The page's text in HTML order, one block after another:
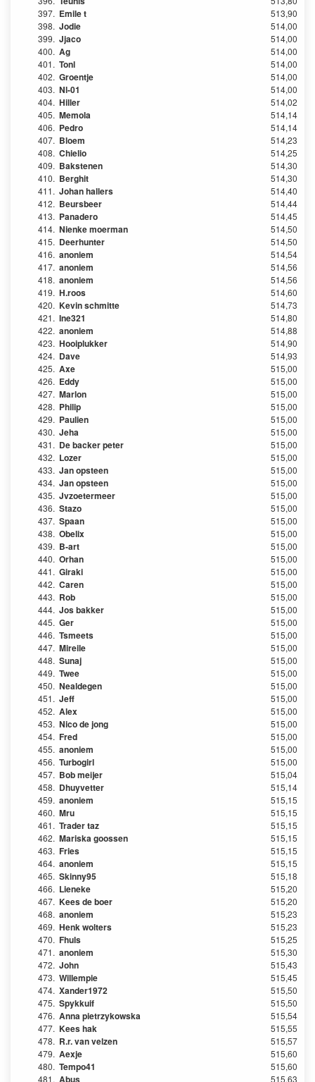
397. Emile t
513,90
398. Jodie
514,00
399. Jjaco
514,00
400. Ag
514,00
401. Tonl
514,00
402. Groentje
514,00
403. Nl-01
514,00
404. Hiller
514,02
405. Memola
514,14
406. Pedro
514,14
407. Bloem
514,23
408. Chielio
514,25
409. Bakstenen
514,30
410. Berghit
514,30
411. Johan hallers
514,40
412. Beursbeer
514,44
413. Panadero
514,45
414. Nienke moerman
514,50
415. Deerhunter
514,50
416. anoniem
514,54
417. anoniem
514,56
418. anoniem
514,56
419. H.roos
514,60
420. Kevin schmitte
514,73
421. Ine321
514,80
422. anoniem
514,88
423. Hooiplukker
514,90
424. Dave
514,93
425. Axe
515,00
426. Eddy
515,00
427. Marlon
515,00
428. Philip
515,00
429. Paulien
515,00
430. Jeha
515,00
431. De backer peter
515,00
432. Lozer
515,00
433. Jan opsteen
515,00
434. Jan opsteen
515,00
435. Jvzoetermeer
515,00
436. Stazo
515,00
437. Spaan
515,00
438. Obelix
515,00
439. B-art
515,00
440. Orhan
515,00
441. Giraki
515,00
442. Caren
515,00
443. Rob
515,00
444. Jos bakker
515,00
445. Ger
515,00
446. Tsmeets
515,00
447. Mireile
515,00
448. Sunaj
515,00
449. Twee
515,00
450. Nealdegen
515,00
451. Jeff
515,00
452. Alex
515,00
453. Nico de jong
515,00
454. Fred
515,00
455. anoniem
515,00
456. Turbogirl
515,00
457. Bob meijer
515,04
458. Dhuyvetter
515,14
459. anoniem
515,15
460. Mru
515,15
461. Trader taz
515,15
462. Mariska goossen
515,15
463. Fries
515,15
464. anoniem
515,15
465. Skinny95
515,18
466. Lieneke
515,20
467. Kees de boer
515,20
468. anoniem
515,23
469. Henk wolters
515,23
470. Fhuls
515,25
471. anoniem
515,30
472. John
515,43
473. Willempie
515,45
474. Xander1972
515,50
475. Spykkuif
515,50
476. Anna pietrzykowska
515,54
477. Kees hak
515,55
478. R.r. van velzen
515,57
479. Aexje
515,60
480. Tempo41
515,60
481. Abus 515,63